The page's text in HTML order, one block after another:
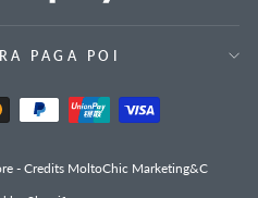
PAGA POI
- Credits MoltoChic Marketing&C